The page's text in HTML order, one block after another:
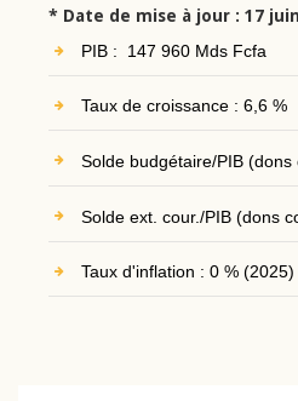
* Date de mise à jour : 17
PIB : 147 960 Mds Fcfa
Taux de croissance : 6,6 %
Solde budgétaire/PIB (dons
Solde ext. cour./PIB (dons
Taux d'inflation : 0 % (2025)